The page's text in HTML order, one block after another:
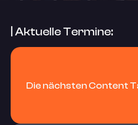
| Aktuelle Termine:
Die nächsten Content